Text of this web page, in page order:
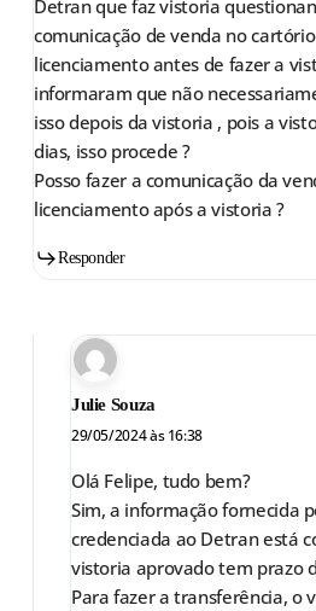
Detran que faz vistoria
comunicação de venda no
licenciamento antes de fazer a
informaram que não
isso depois da vistoria , pois a
dias, isso procede ?
Posso fazer a comunicação da
licenciamento após a vistoria ?
Responder
Julie Souza
29/05/2024 às 16:38
Olá Felipe, tudo bem?
Sim, a informação fornecida
credenciada ao Detran está
vistoria aprovado tem prazo
Para fazer a transferência, o